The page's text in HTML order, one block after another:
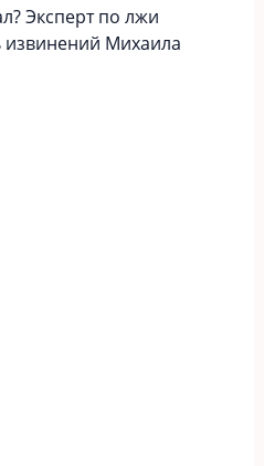
Эксперт по лжи
извинений Михаила